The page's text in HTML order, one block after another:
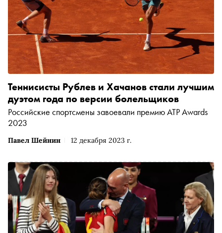
Павел Шейнин 12 декабря 2023 г.
Теннисисты Рублев и Хачанов стали лучшим
дуэтом года по версии болельщиков
Российские спортсмены завоевали премию ATP Awards
2023